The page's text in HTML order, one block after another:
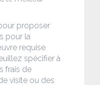
proposer
pour la
requise
spécifier à
frais de
visite ou des